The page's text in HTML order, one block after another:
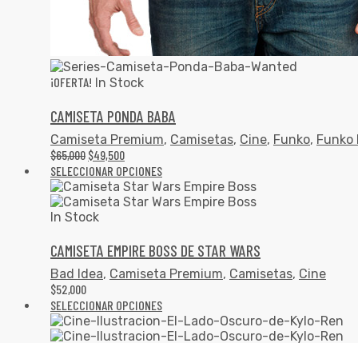
¡OFERTA! In Stock
CAMISETA PONDA BABA
Camiseta Premium, Camisetas, Cine, Funko, Funko
$65,000 $49,500
SELECCIONAR OPCIONES
In Stock
CAMISETA EMPIRE BOSS DE STAR WARS
Bad Idea, Camiseta Premium, Camisetas, Cine
$52,000
SELECCIONAR OPCIONES